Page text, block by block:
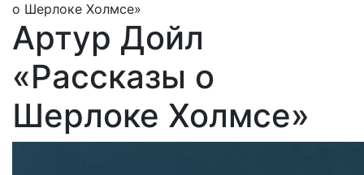
о Шерлоке Холмсе»
Артур Дойл
«Рассказы о
Шерлоке Холмсе»